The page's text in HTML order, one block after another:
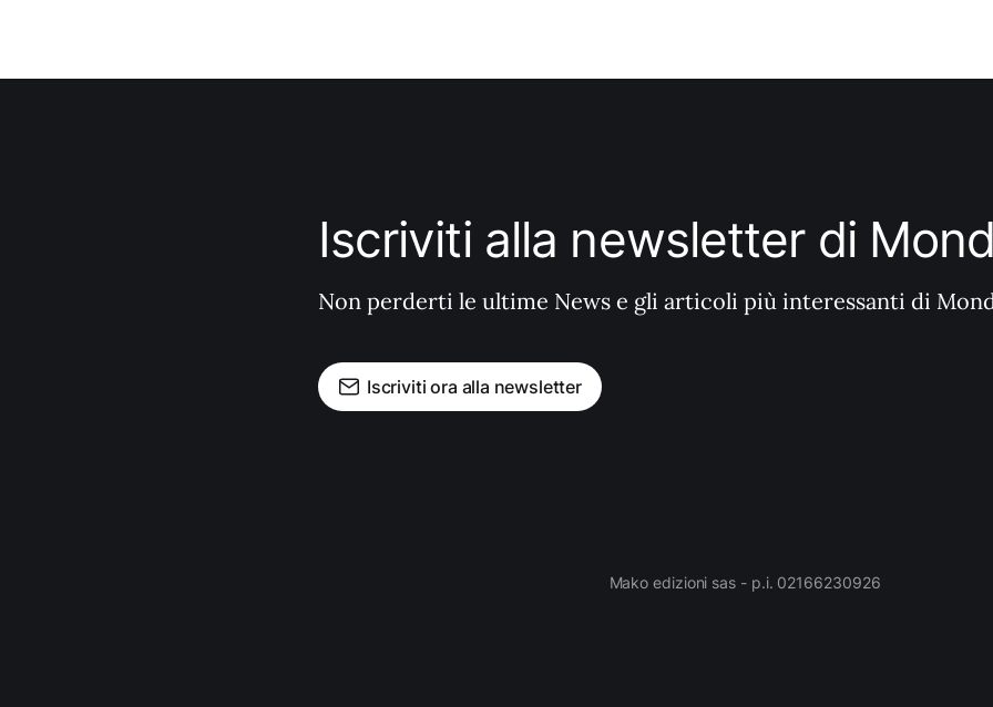
Iscriviti alla newsletter di
Non perderti le ultime News e gli articoli più interessanti di
Iscriviti ora alla newsletter
Mako edizioni sas - p.i. 02166230926